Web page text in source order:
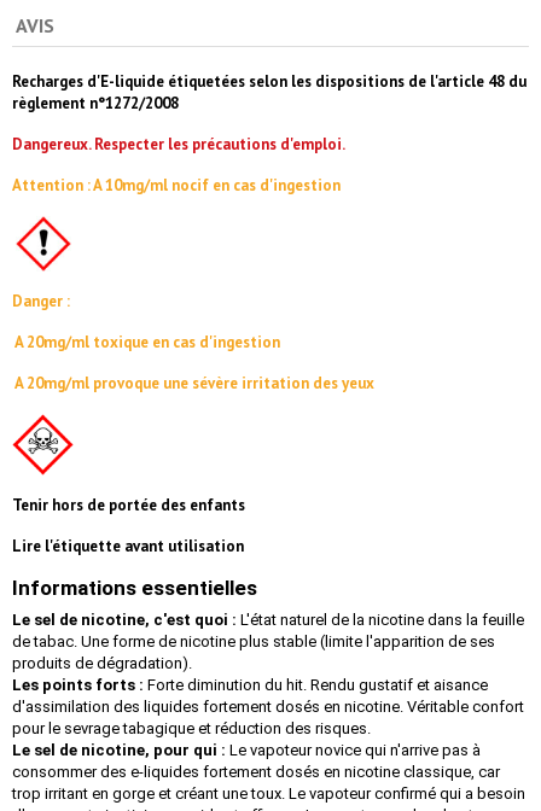
AVIS
Recharges d'E-liquide étiquetées selon les dispositions de l'article 48 du
règlement n°1272/2008
Dangereux. Respecter les précautions d'emploi.
Attention :A 10mg/ml nocif en cas d'ingestion
Danger :
A 20mg/ml toxique en cas d'ingestion
A 20mg/ml provoque une sévère irritation des yeux
Tenir hors de portée des enfants
Lire l'étiquette avant utilisation
Informations essentielles
Le sel de nicotine, c'est quoi : L'état naturel de la nicotine dans la feuille
de tabac. Une forme de nicotine plus stable (limite l'apparition de ses
produits de dégradation).
Les points forts : Forte diminution du hit. Rendu gustatif et aisance
d'assimilation des liquides fortement dosés en nicotine. Véritable confort
pour le sevrage tabagique et réduction des risques.
Le sel de nicotine, pour qui : Le vapoteur novice qui n'arrive pas à
consommer des e-liquides fortement dosés en nicotine classique, car
trop irritant en gorge et créant une toux. Le vapoteur confirmé qui a besoin